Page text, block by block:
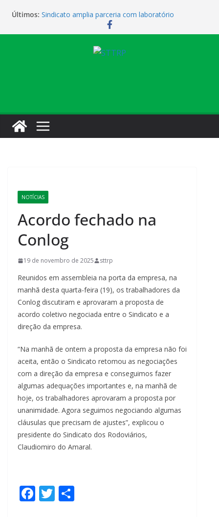
Últimos: Sindicato amplia parceria com laboratório
Sindicato homenageia a categoria pelo Dia do
Motorista
Sindicato realiza assembleia para orientar
cobradores sobre novas possibilidades de
NOTÍCIAS
Acordo fechado na
Conlog
19 de novembro de 2025 sttrp
Reunidos em assembleia na porta da empresa, na
manhã desta quarta-feira (19), os trabalhadores da
Conlog discutiram e aprovaram a proposta de
acordo coletivo negociada entre o Sindicato e a
direção da empresa.
“Na manhã de ontem a proposta da empresa não foi
aceita, então o Sindicato retomou as negociações
com a direção da empresa e conseguimos fazer
algumas adequações importantes e, na manhã de
hoje, os trabalhadores aprovaram a proposta por
unanimidade. Agora seguimos negociando algumas
cláusulas que precisam de ajustes”, explicou o
presidente do Sindicato dos Rodoviários,
Claudiomiro do Amaral.
F T